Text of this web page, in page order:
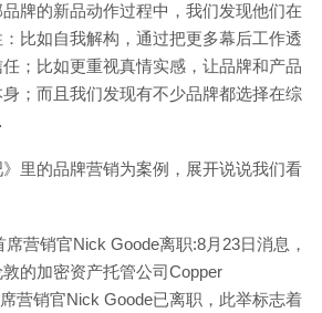
牌的新品动作过程中，我们发现他们在
比如自我解构，通过把更多幕后工作透
；比如更重视真情实感，让品牌和产品
；而且我们发现有不少品牌都选择在综
里的品牌营销为案例，展开说说我们看
营销官Nick Goode离职:8月23日消息，
的加密资产托管公司Copper
营销官Nick Goode已离职，此举标志着